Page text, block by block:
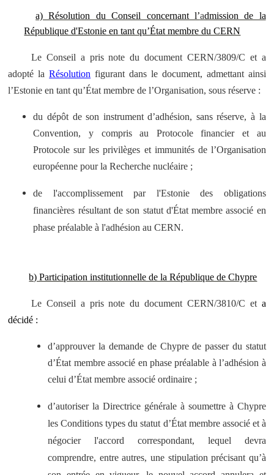
a) Résolution du Conseil concernant l’admission de la
République d'Estonie en tant qu’État membre du CERN
Le Conseil a pris note du document CERN/3809/C et a
adopté laRésolution figurant dans le document, admettant ainsi
l’Estonie en tant qu’État membre de l’Organisation, sous réserve :
du dépôt de son instrument d’adhésion, sans réserve, à la
Convention, y compris au Protocole financier et au
Protocole sur les privilèges et immunités de l’Organisation
européenne pour la Recherche nucléaire ;
de l'accomplissement par l'Estonie des obligations
financières résultant de son statut d'État membre associé en
phase préalable à l'adhésion au CERN.
b) Participation institutionnelle de la République de Chypre
Le Conseil a pris note du document CERN/3810/C eta
décidé :
d’approuver la demande de Chypre de passer du statut
d’État membre associé en phase préalable à l’adhésion à
celui d’État membre associé ordinaire ;
d’autoriser la Directrice générale à soumettre à Chypre
les Conditions types du statut d’État membre associé et à
négocier l'accord correspondant, lequel devra
comprendre, entre autres, une stipulation précisant qu’à